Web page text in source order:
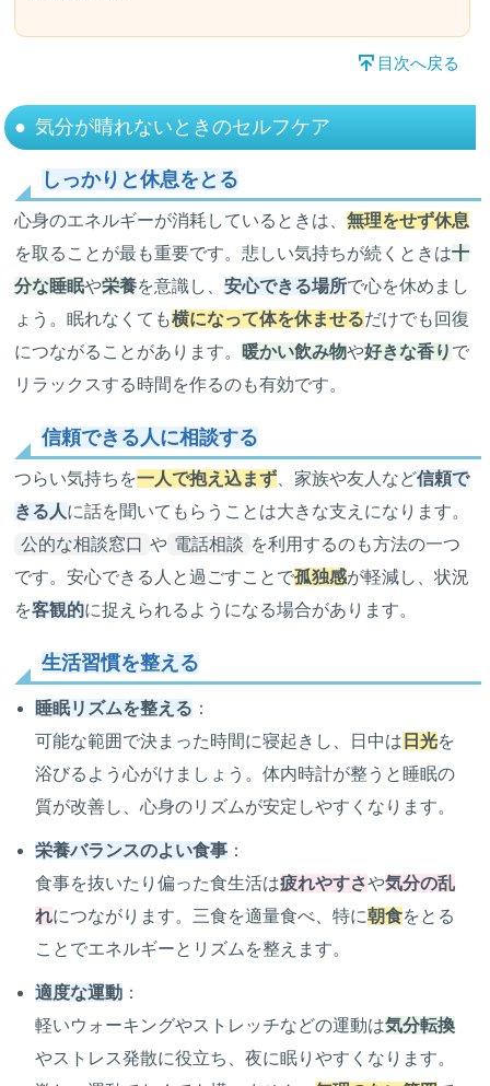
目次へ戻る
気分が晴れないときのセルフケア
しっかりと休息をとる
心身のエネルギーが消耗しているときは、無理をせず休息
を取ることが最も重要です。悲しい気持ちが続くときは十
分な睡眠や栄養を意識し、安心できる場所で心を休めまし
ょう。眠れなくても横になって体を休ませるだけでも回復
につながることがあります。
暖かい飲み物や好きな香り で
リラックスする時間を作るのも有効です。
信頼できる人に相談する
つらい気持ちを一人で抱え込まず 、家族や友人など信頼で
きる人に話を聞いてもらうことは大きな支えになります。
公的な相談窓口 や 電話相談 を利用するのも方法の一つ
です。安心できる人と過ごすことで孤独感が軽減し、状況
を客観的に捉えられるようになる場合があります。
生活習慣を整える
睡眠リズムを整える ：
可能な範囲で決まった時間に寝起きし、日中は 日光を
浴びるよう心がけましょう。体内時計が整うと睡眠の
質が改善し、心身のリズムが安定しやすくなります。
栄養バランスのよい食事 ：
食事を抜いたり偏った食生活は疲れやすさや気分の乱
れにつながります。三食を適量食べ、特に朝食をとる
ことでエネルギーとリズムを整えます。
適度な運動 ：
軽いウォーキングやストレッチなどの運動は気分転換
やストレス発散に役立ち、夜に眠りやすくなります。